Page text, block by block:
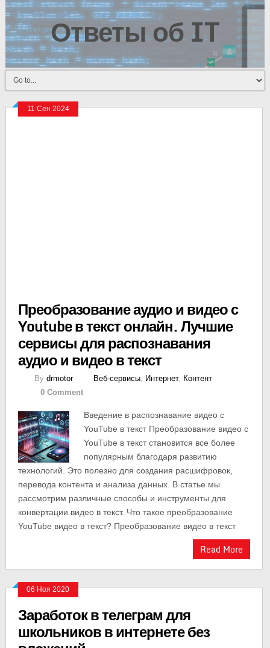
Ответы об IT
11 Сен 2024
Преобразование аудио и видео с
Youtube в текст онлайн. Лучшие
сервисы для распознавания
аудио и видео в текст
By drmotor Веб-сервисы, Интернет, Контент
0 Comment
Введение в распознавание видео с
YouTube в текст Преобразование видео с
YouTube в текст становится все более
популярным благодаря развитию
технологий. Это полезно для создания расшифровок,
перевода контента и анализа данных. В статье мы
рассмотрим различные способы и инструменты для
конвертации видео в текст. Что такое преобразование
YouTube видео в текст? Преобразование видео в текст
Read More
06 Ноя 2020
Заработок в телеграм для
школьников в интернете без